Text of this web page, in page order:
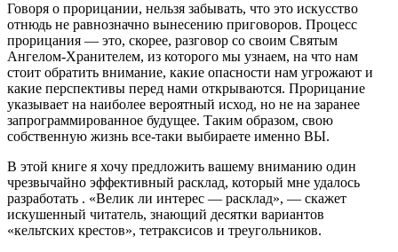
Говоря о прорицании, нельзя забывать, что это искусство
отнюдь не равнозначно вынесению приговоров. Процесс
прорицания — это, скорее, разговор со своим Святым
Ангелом-Хранителем, из которого мы узнаем, на что нам
стоит обратить внимание, какие опасности нам угрожают и
какие перспективы перед нами открываются. Прорицание
указывает на наиболее вероятный исход, но не на заранее
запрограммированное будущее. Таким образом, свою
собственную жизнь все-таки выбираете именно ВЫ.
В этой книге я хочу предложить вашему вниманию один
чрезвычайно эффективный расклад, который мне удалось
разработать . «Велик ли интерес — расклад», — скажет
искушенный читатель, знающий десятки вариантов
«кельтских крестов», тетраксисов и треугольников.